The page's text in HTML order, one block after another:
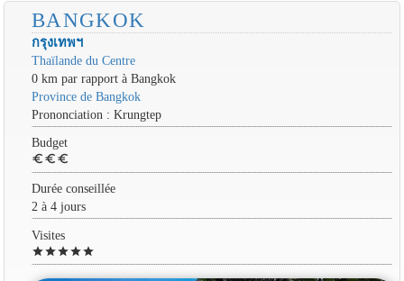
BANGKOK
กรุงเทพฯ
Thaïlande du Centre
0 km par rapport à Bangkok
Province de Bangkok
Prononciation : Krungtep
Budget
euro euro euro
Durée conseillée
2 à 4 jours
Visites
starstarstarstarstar